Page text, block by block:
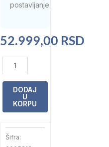
postavljanje.
52.999,00 RSD
Zimski
prekrivač
bazene
HU
količina
DODAJ
U
KORPU
Šifra: